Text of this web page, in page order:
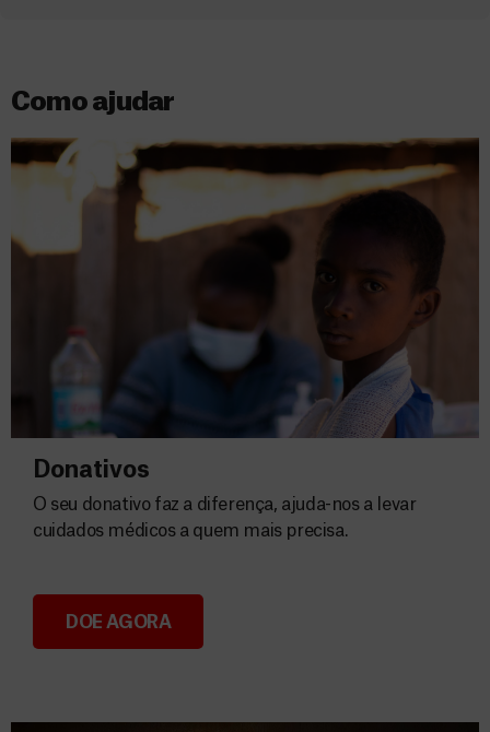
Como ajudar
Donativos
Donativos
O seu donativo faz a diferença, ajuda-nos a levar
cuidados médicos a quem mais precisa.
DOE AGORA